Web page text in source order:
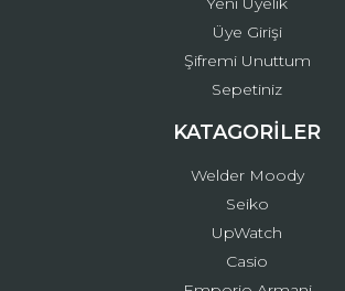
Üye Girişi
Şifremi Unuttum
Sepetiniz
KATAGORİLER
Welder Moody
Seiko
UpWatch
Casio